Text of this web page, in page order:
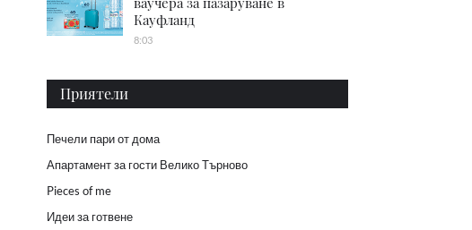
Кауфланд
8:03
Приятели
Печели пари от дома
Апартамент за гости Велико Търново
Pieces of me
Идеи за готвене